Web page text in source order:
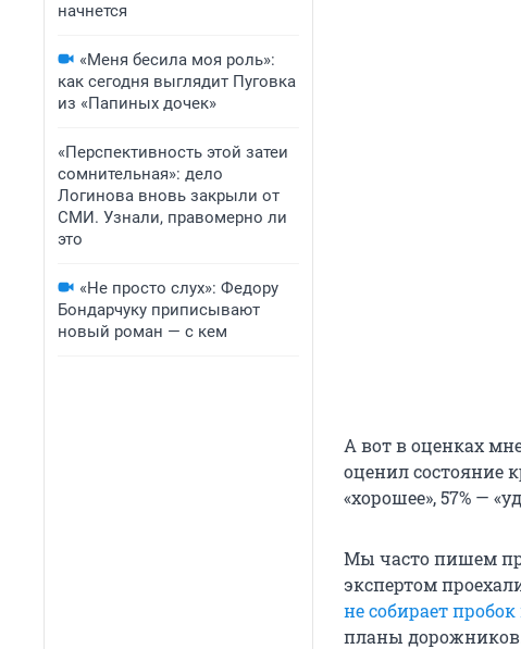
начнется
«Меня бесила моя роль»:
как сегодня выглядит Пуговка
из «Папиных дочек»
«Перспективность этой затеи
сомнительная»: дело
Логинова вновь закрыли от
СМИ. Узнали, правомерно ли
это
«Не просто слух»: Федору
Бондарчуку приписывают
новый роман — с кем
А вот в оценках
оценил состояние
«хорошее», 57% —
Мы часто пишем
экспертом
не собирает
планы